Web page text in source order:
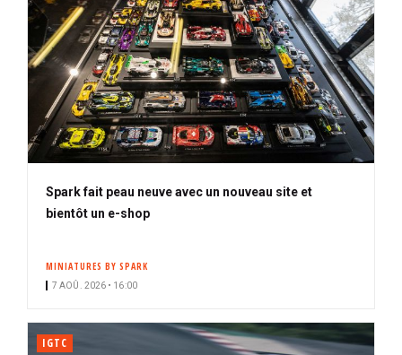
Spark fait peau neuve avec un nouveau site et
bientôt un e-shop
MINIATURES BY SPARK
7 AOÛ. 2026 • 16:00
IGTC